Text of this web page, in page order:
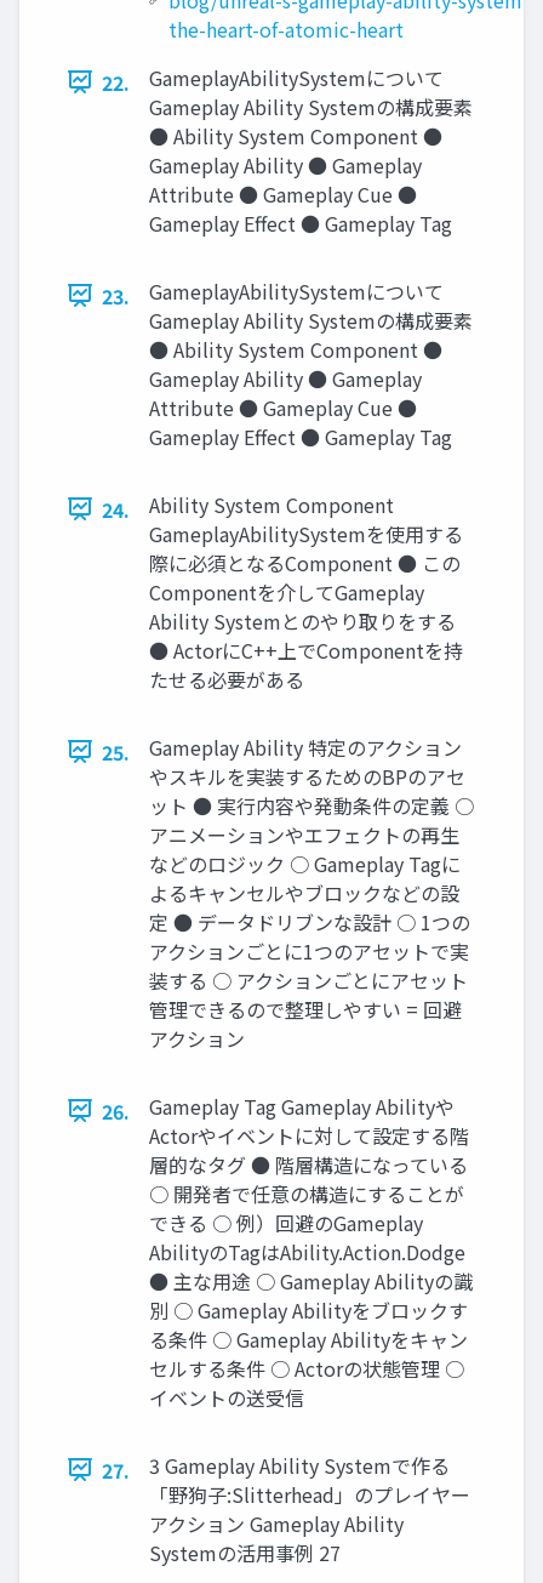
the-heart-of-atomic-heart
22.
GameplayAbilitySystemについて
Gameplay Ability Systemの構成要素
● Ability System Component ●
Gameplay Ability ● Gameplay
Attribute ● Gameplay Cue ●
Gameplay Effect ● Gameplay Tag
23.
GameplayAbilitySystemについて
Gameplay Ability Systemの構成要素
● Ability System Component ●
Gameplay Ability ● Gameplay
Attribute ● Gameplay Cue ●
Gameplay Effect ● Gameplay Tag
24.
Ability System Component
GameplayAbilitySystemを使用する
際に必須となるComponent ● この
Componentを介してGameplay
Ability Systemとのやり取りをする
● ActorにC++上でComponentを持
たせる必要がある
25.
Gameplay Ability 特定のアクション
やスキルを実装するためのBPのアセ
ット ● 実行内容や発動条件の定義 ○
アニメーションやエフェクトの再生
などのロジック ○ Gameplay Tagに
よるキャンセルやブロックなどの設
定 ● データドリブンな設計 ○ 1つの
アクションごとに1つのアセットで実
装する ○ アクションごとにアセット
管理できるので整理しやすい = 回避
アクション
26.
Gameplay Tag Gameplay Abilityや
Actorやイベントに対して設定する階
層的なタグ ● 階層構造になっている
○ 開発者で任意の構造にすることが
できる ○ 例）回避のGameplay
AbilityのTagはAbility.Action.Dodge
● 主な用途 ○ Gameplay Abilityの識
別 ○ Gameplay Abilityをブロックす
る条件 ○ Gameplay Abilityをキャン
セルする条件 ○ Actorの状態管理 ○
イベントの送受信
27.
3 Gameplay Ability Systemで作る
「野狗子:Slitterhead」のプレイヤー
アクション Gameplay Ability
Systemの活用事例 27